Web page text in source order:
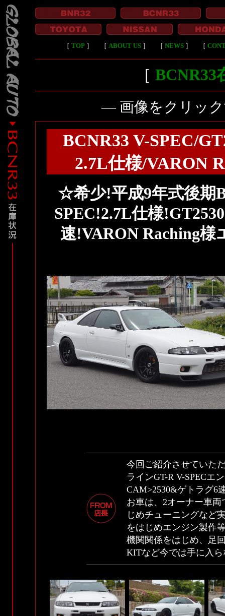
［ TOP］ ［ ABOUT US］ ［ NEWS］ ［
［ BCNR33
― 画像をクリッ
BCNR33 V-SPEC/
2.7L仕様/VARON
☆希少!平成9年式後期
SPEC!2.7L仕様
速!VARON Raching様
今回ご紹介させていた
ラインGT-R V-SPECエ
CAM>2530&ゲトラグ6
お車は、2オーナー車両
じめチューニングなど
をはじめエンジン製作
機関関係をはじめ、足
KITなど今では手に入